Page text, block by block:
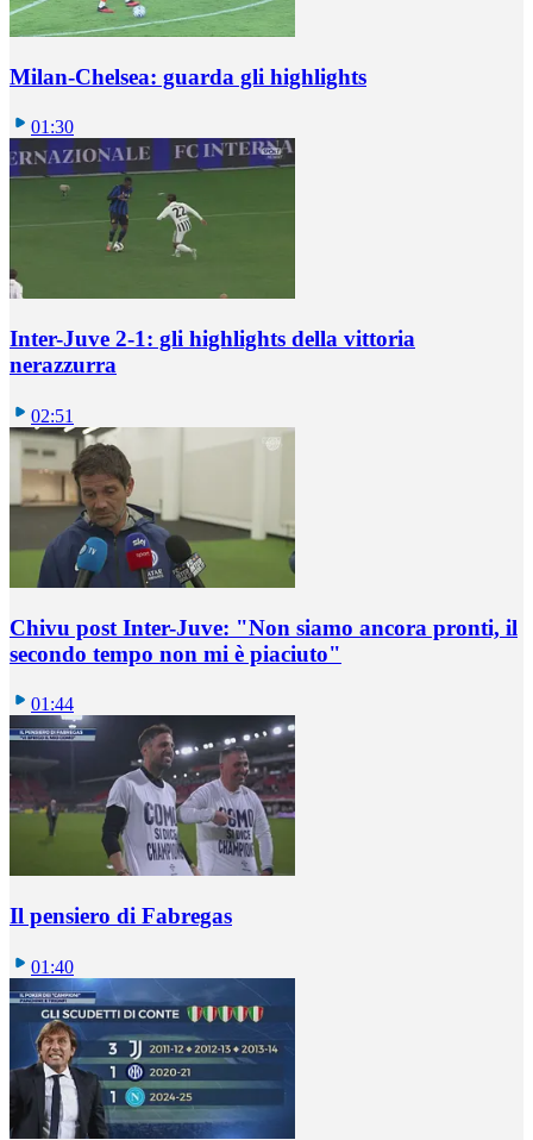
Milan-Chelsea: guarda gli highlights
01:30
Inter-Juve 2-1: gli highlights della vittoria
nerazzurra
02:51
Chivu post Inter-Juve: "Non siamo ancora pronti, il
secondo tempo non mi è piaciuto"
01:44
Il pensiero di Fabregas
01:40